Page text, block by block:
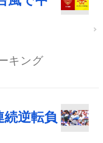
キング
続逆転負